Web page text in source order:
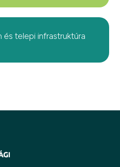
és telepi infrastruktúra